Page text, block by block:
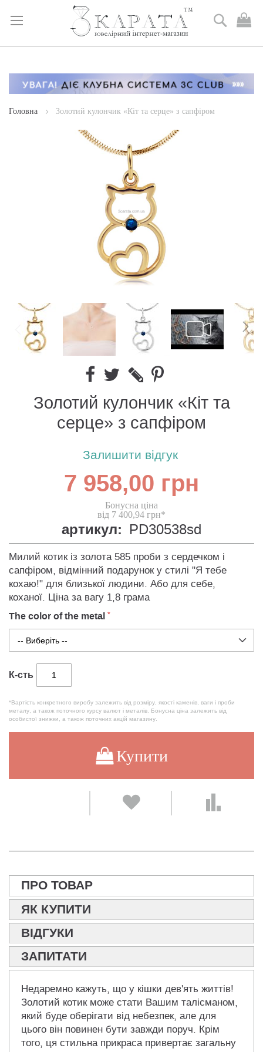
Skip
Content
Пошук
Головна Золотий кулончик «Кіт та серце» з сапфіром
Золотий кулончик «Кіт та
серце» з сапфіром
Залишити відгук
7 958,00 грн
Бонусна ціна
від 7 400,94 грн*
артикул: PD30538sd
Милий котик із золота 585 проби з сердечком і
сапфіром, відмінний подарунок у стилі "Я тебе
кохаю!" для близької людини. Або для себе,
коханої. Ціна за вагу 1,8 грама
The color of the metal
К-сть
*Вартість конкретного виробу залежить від розміру, якості каменів, ваги і проби
металу, а також поточного курсу валют і металів. Бонусна ціна залежить від
особистої знижки, а також поточних акцій магазину.
Купити
ПРО ТОВАР
ЯК КУПИТИ
ВІДГУКИ
ЗАПИТАТИ
Недаремно кажуть, що у кішки дев'ять життів!
Золотий котик може стати Вашим талісманом,
який буде оберігати від небезпек, але для
цього він повинен бути завжди поруч. Крім
того, ця стильна прикраса привертає загальну